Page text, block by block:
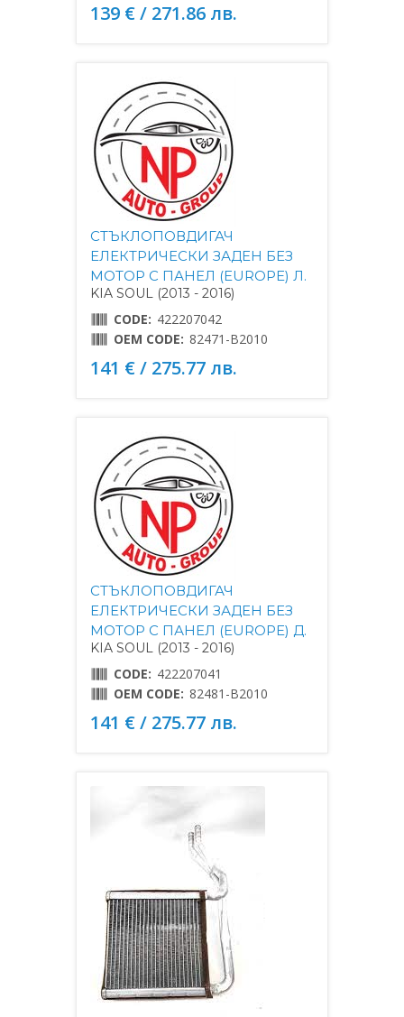
139 € / 271.86 лв.
СТЪКЛОПОВДИГАЧ
ЕЛЕКТРИЧЕСКИ ЗАДЕН БЕЗ
МОТОР С ПАНЕЛ (EUROPE) Л.
KIA SOUL (2013 - 2016)
CODE: 422207042
OEM CODE: 82471-B2010
141 € / 275.77 лв.
СТЪКЛОПОВДИГАЧ
ЕЛЕКТРИЧЕСКИ ЗАДЕН БЕЗ
МОТОР С ПАНЕЛ (EUROPE) Д.
KIA SOUL (2013 - 2016)
CODE: 422207041
OEM CODE: 82481-B2010
141 € / 275.77 лв.